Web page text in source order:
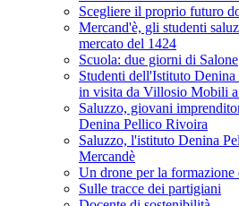
Scegliere il proprio futuro
Mercand'è, gli studenti
mercato del 1424
Scuola: due giorni di Salone
Studenti dell'Istituto
in visita da Villosio Mobili
Saluzzo, giovani
Denina Pellico Rivoira
Saluzzo, l'istituto Denina
Mercandè
Un drone per la formazione
Sulle tracce dei partigiani